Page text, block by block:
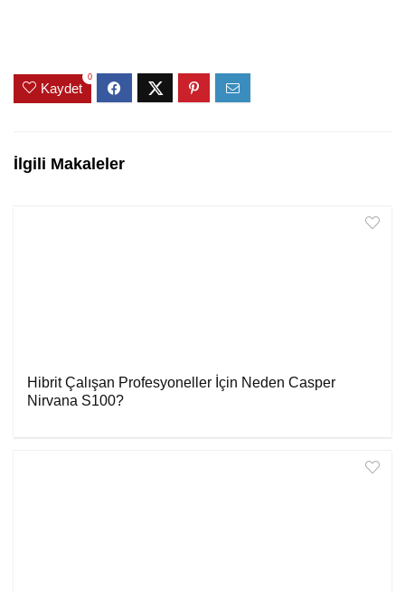
Kaydet
0
İlgili Makaleler
Hibrit Çalışan Profesyoneller İçin Neden Casper
Nirvana S100?